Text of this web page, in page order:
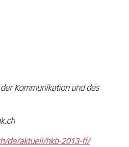
Kommunikation und des
de/aktuell/hkb-2013-ff/